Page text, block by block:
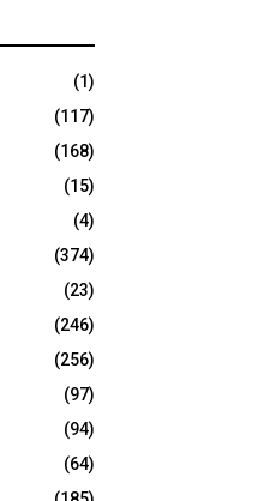
(1)
(117)
(168)
(15)
(4)
(374)
(23)
(246)
(256)
(97)
(94)
(64)